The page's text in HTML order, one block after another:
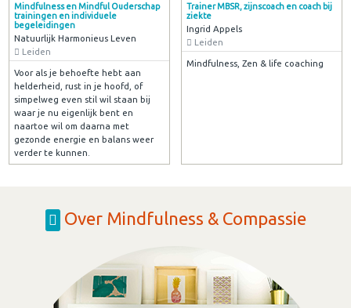
Mindfulness en Mindful Ouderschap
trainingen en individuele
begeleidingen
Natuurlijk Harmonieus Leven
Leiden
Voor als je behoefte hebt aan
helderheid, rust in je hoofd, of
simpelweg even stil wil staan bij
waar je nu eigenlijk bent en
naartoe wil om daarna met
gezonde energie en balans weer
verder te kunnen.
Trainer MBSR, zijnscoach en coach bij
ziekte
Ingrid Appels
Leiden
Mindfulness, Zen & life coaching
Over Mindfulness & Compassie